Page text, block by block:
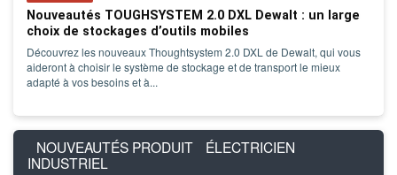
Nouveautés TOUGHSYSTEM 2.0 DXL Dewalt : un large
choix de stockages d’outils mobiles
Découvrez les nouveaux Thoughtsystem 2.0 DXL de Dewalt, qui vous
aideront à choisir le système de stockage et de transport le mieux
adapté à vos besoins et à...
NOUVEAUTÉS PRODUIT
ÉLECTRICIEN
INDUSTRIEL